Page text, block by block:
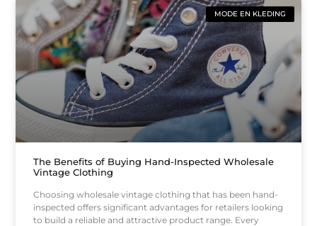
MODE EN KLEDING
The Benefits of Buying Hand-Inspected Wholesale
Vintage Clothing
Choosing wholesale vintage clothing that has been hand-
inspected offers significant advantages for retailers looking
to build a reliable and attractive product range. Every